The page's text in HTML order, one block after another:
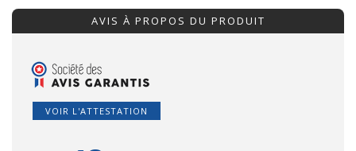
AVIS À PROPOS DU PRODUIT
VOIR L'ATTESTATION